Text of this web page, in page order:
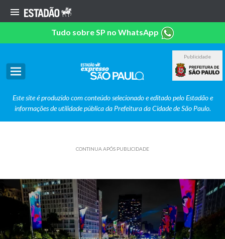
Tudo sobre SP no WhatsApp
Publicidade
Este site é produzido com conteúdo selecionado e editado pelo Estadão e
informações de utilidade pública da Prefeitura da Cidade de São Paulo.
CONTINUA APÓS PUBLICIDADE